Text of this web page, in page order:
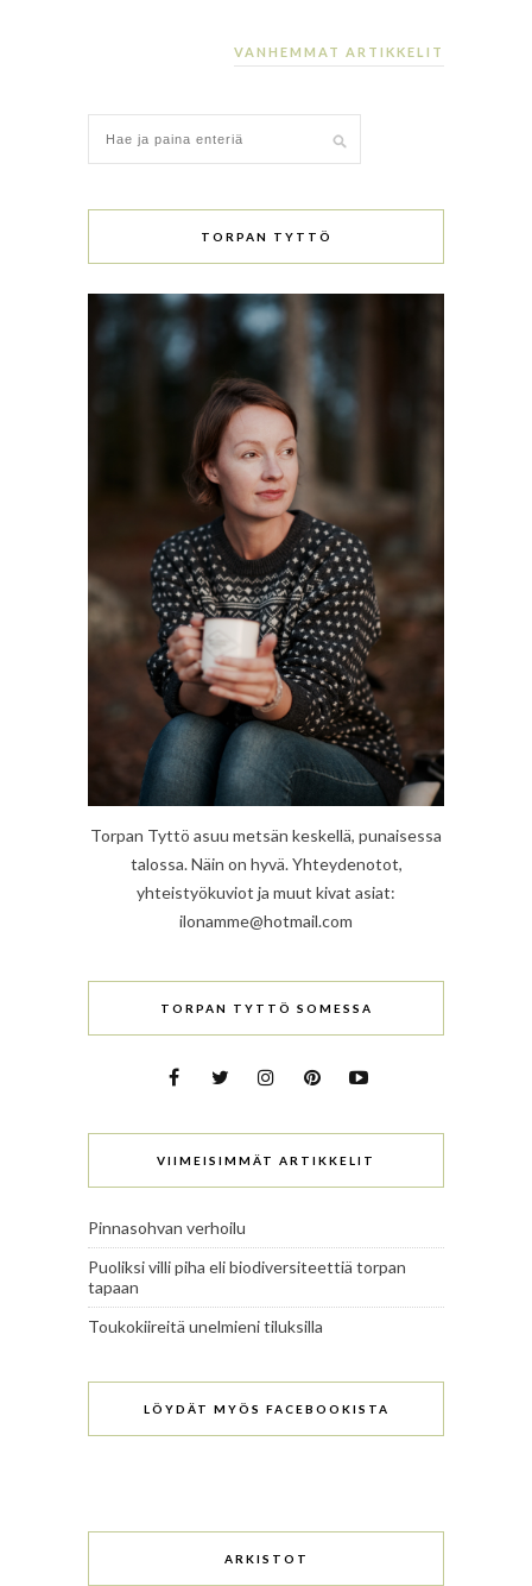
VANHEMMAT ARTIKKELIT
TORPAN TYTTÖ
Torpan Tyttö asuu metsän keskellä, punaisessa
talossa. Näin on hyvä. Yhteydenotot,
yhteistyökuviot ja muut kivat asiat:
ilonamme@hotmail.com
TORPAN TYTTÖ SOMESSA
VIIMEISIMMÄT ARTIKKELIT
Pinnasohvan verhoilu
Puoliksi villi piha eli biodiversiteettiä torpan
tapaan
Toukokiireitä unelmieni tiluksilla
LÖYDÄT MYÖS FACEBOOKISTA
ARKISTOT